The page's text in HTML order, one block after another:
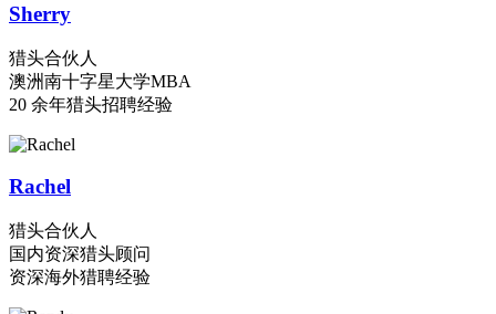
Sherry
猎头合伙人
澳洲南十字星大学MBA
20 余年猎头招聘经验
Rachel
猎头合伙人
国内资深猎头顾问
资深海外猎聘经验